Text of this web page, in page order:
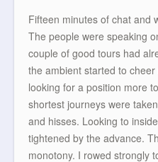
Fifteen minutes of chat and
The people were speaking
couple of good tours had
the ambient started to
looking for a position more
shortest journeys were
and hisses. Looking to
tightened by the advance.
monotony. I rowed strongly